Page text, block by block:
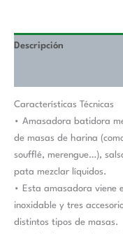
Descripción
Características Técnicas
• Amasadora batidora
de masas de harina
soufflé, merengue…),
pata mezclar líquidos.
• Esta amasadora viene
inoxidable y tres
distintos tipos de masas.